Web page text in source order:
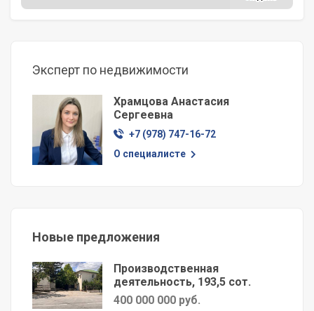
Эксперт по недвижимости
Храмцова Анастасия
Сергеевна
+7 (978) 747-16-72
О специалисте
Новые предложения
Производственная
деятельность, 193,5 сот.
400 000 000 руб.